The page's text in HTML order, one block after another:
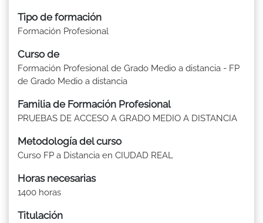
Tipo de formación
Formación Profesional
Curso de
Formación Profesional de Grado Medio a distancia - FP
de Grado Medio a distancia
Familia de Formación Profesional
PRUEBAS DE ACCESO A GRADO MEDIO A DISTANCIA
Metodología del curso
Curso FP a Distancia en CIUDAD REAL
Horas necesarias
1400 horas
Titulación